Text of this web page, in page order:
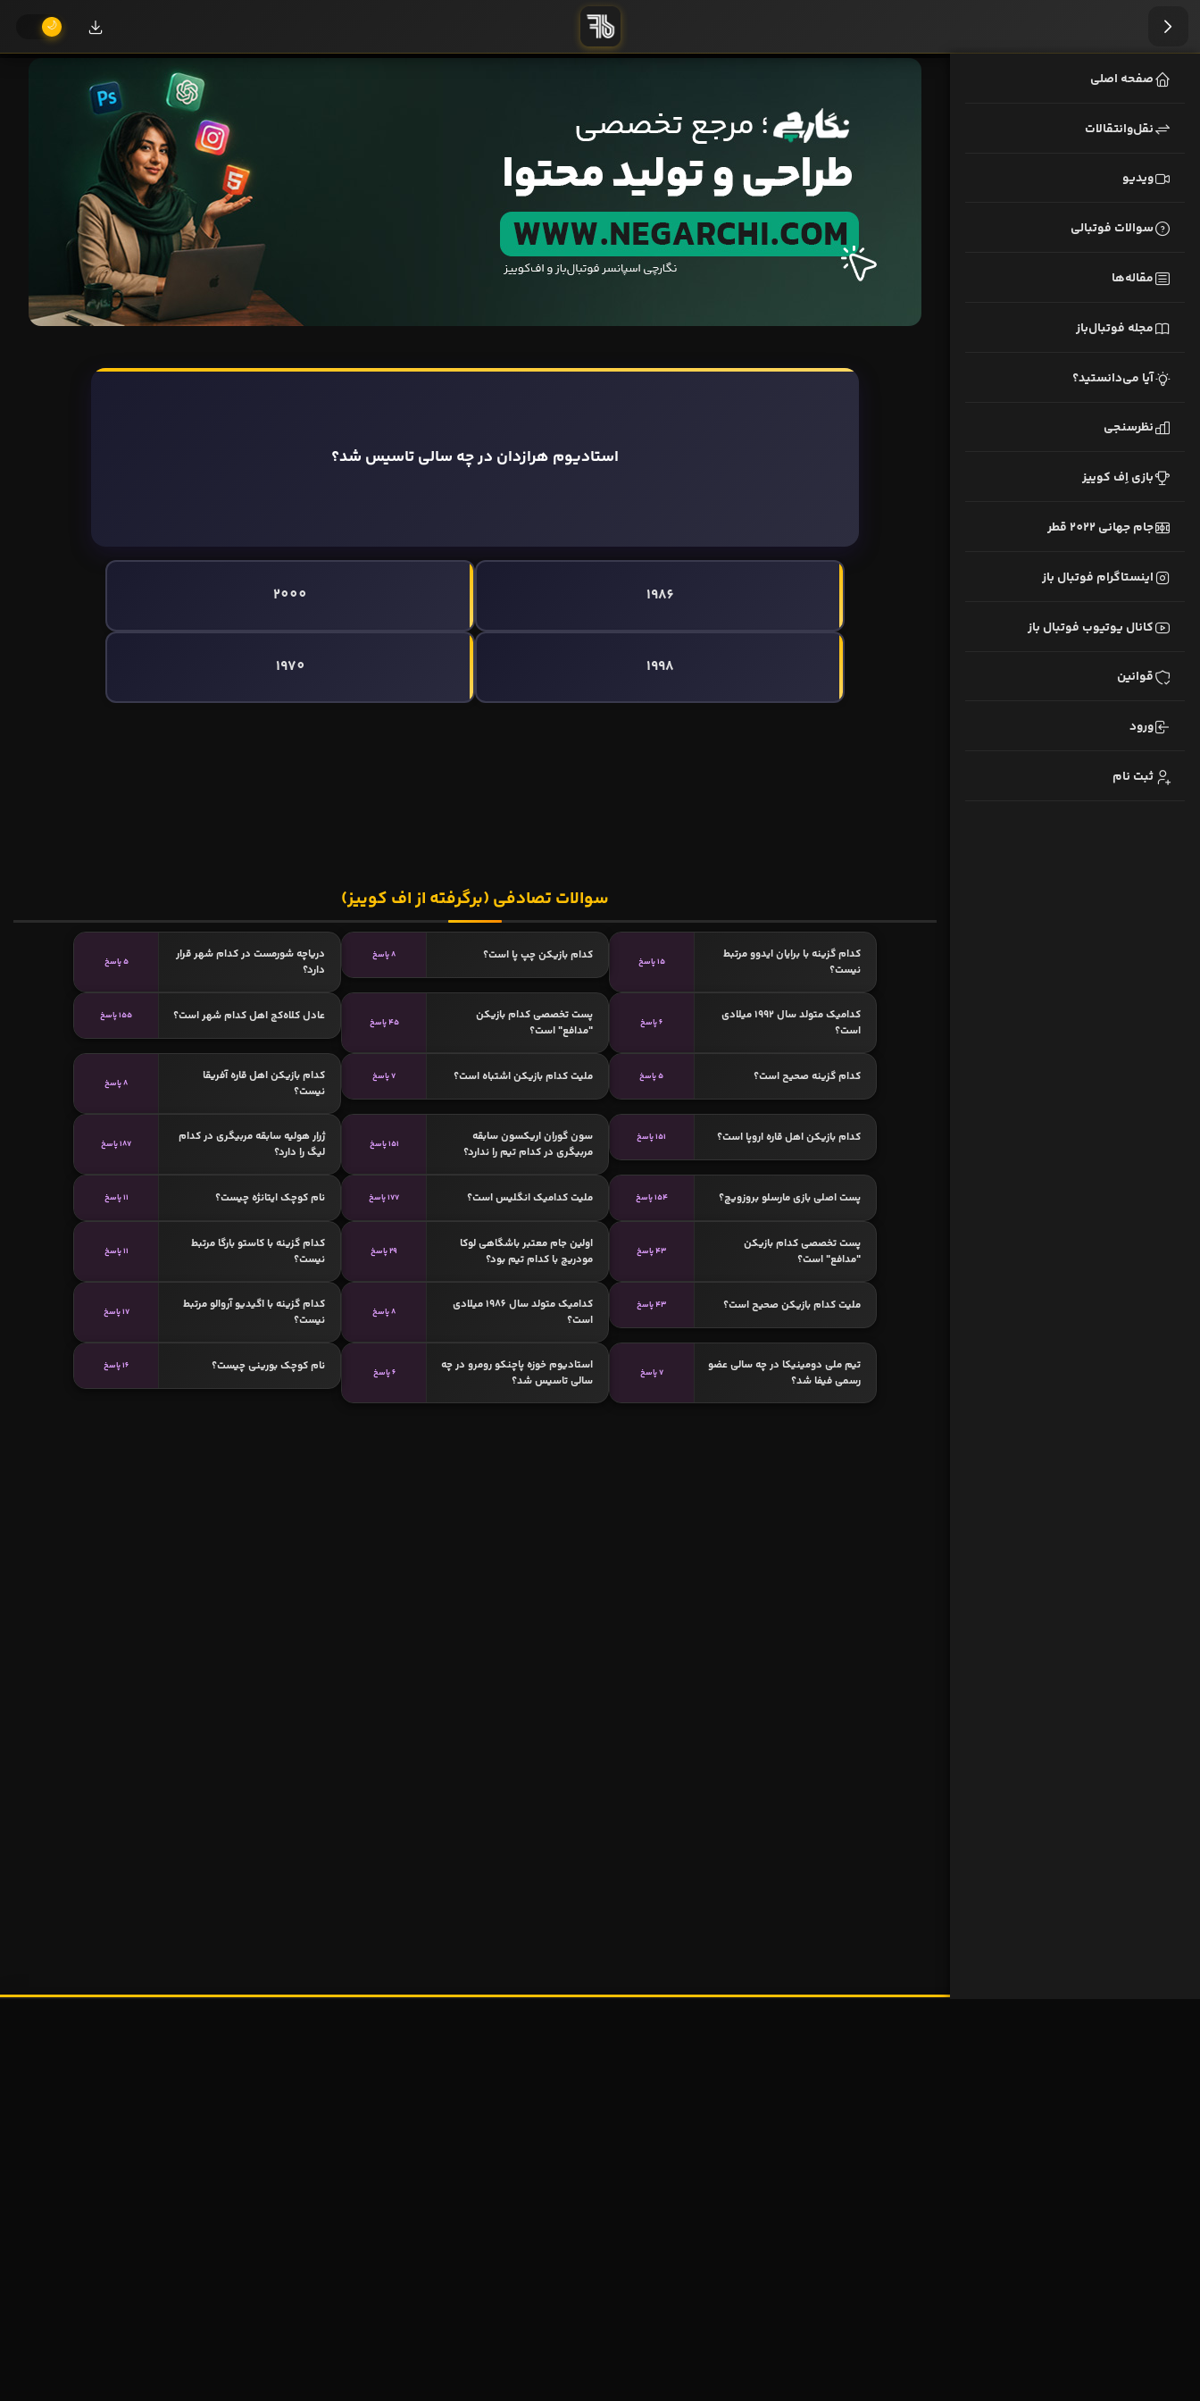
صفحه اصلی
نقل‌وانتقالات
ویدیو
سوالات فوتبالی
مقاله‌ها
مجله فوتبال‌باز
آیا می‌دانستید؟
نظرسنجی
بازی اِف کوییز
جام جهانی 2022 قطر
اینستاگرام فوتبال باز
کانال یوتیوب فوتبال باز
قوانین
ورود
ثبت نام
استادیوم هرازدان در چه سالی تاسیس شد؟
1986
2000
1998
1970
سوالات تصادفی (برگرفته از اف کوییز)
کدام گزینه با برایان ایدوو مرتبط
نیست؟
15 پاسخ کدام بازیکن چپ پا است؟ 8 پاسخ
دریاچه شورمست در کدام شهر قرار
دارد؟
5 پاسخ
کدامیک متولد سال 1992 میلادی
است؟
6 پاسخ
پست تخصصی کدام بازیکن
"مدافع" است؟
45 پاسخ عادل کلاه‌کج اهل کدام شهر است؟ 155 پاسخ
کدام گزینه صحیح است؟ 5 پاسخ ملیت کدام بازیکن اشتباه است؟ 7 پاسخ
کدام بازیکن اهل قاره آفریقا
نیست؟
8 پاسخ
کدام بازیکن اهل قاره اروپا است؟ 151 پاسخ
سون گوران اریکسون سابقه
مربیگری در کدام تیم را ندارد؟
151 پاسخ
ژرار هولیه سابقه مربیگری در کدام
لیگ را دارد؟
187 پاسخ
پست اصلی بازی مارسلو بروزویچ؟ 154 پاسخ ملیت کدامیک انگلیس است؟ 177 پاسخ نام کوچک ایتانژه چیست؟ 11 پاسخ
پست تخصصی کدام بازیکن
"مدافع" است؟
43 پاسخ
اولین جام معتبر باشگاهی لوکا
مودریچ با کدام تیم بود؟
29 پاسخ
کدام گزینه با کاستو بارگا مرتبط
نیست؟
11 پاسخ
ملیت کدام بازیکن صحیح است؟ 43 پاسخ
کدامیک متولد سال 1986 میلادی
است؟
8 پاسخ
کدام گزینه با اگیدیو آروالو مرتبط
نیست؟
17 پاسخ
تیم ملی دومینیکا در چه سالی عضو
رسمی فیفا شد؟
7 پاسخ
استادیوم خوزه پاچنکو رومرو در چه
سالی تاسیس شد؟
6 پاسخ نام کوچک بورینی چیست؟ 16 پاسخ